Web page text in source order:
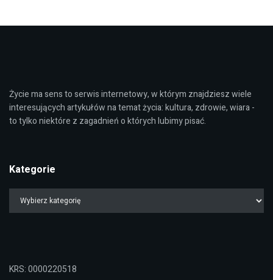
Życie ma sens to serwis internetowy, w którym znajdziesz wiele
interesujących artykułów na temat życia: kultura, zdrowie, wiara -
to tylko niektóre z zagadnień o których lubimy pisać.
Kategorie
KRS: 0000220518